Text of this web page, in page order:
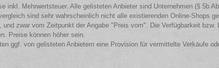
inkl. Mehrwertsteuer. Alle gelisteten Anbieter sind Unternehmen (§ 5b
sind sehr wahrscheinlich nicht alle existierenden Online-Shops
und zwar vom Zeitpunkt der Angabe "Preis vom". Die Verfügbarkeit
Preise können höher sein.
ggf. von gelisteten Anbietern eine Provision für vermittelte Verkäufe